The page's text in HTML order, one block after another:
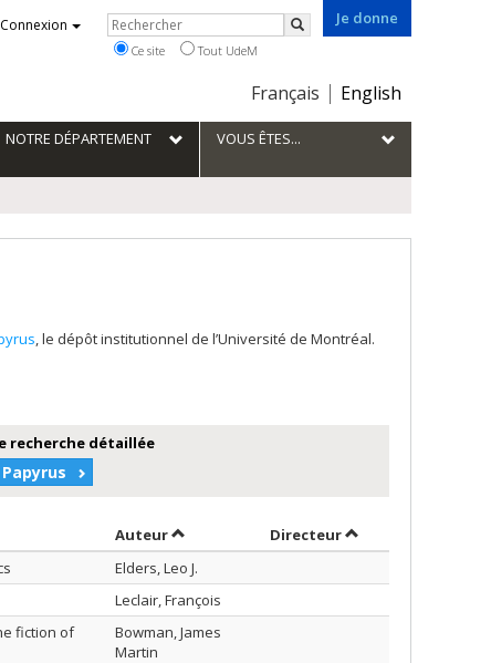
Je donne
Choix
la
langue
Français English
Connexion Rechercher
Rechercher
Ce site Tout UdeM
NOTRE DÉPARTEMENT VOUS ÊTES...
, le dépôt institutionnel de l’Université de Montréal.
recherche détaillée
AuteurTrier par auteur en ordre décroissant
Directeurpar contributeur
Elders, Leo J.
Leclair, François
fiction of
Bowman, James
Martin